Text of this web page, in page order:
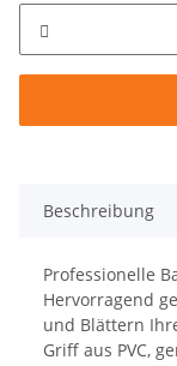
Beschreibung
Professionelle
Hervorragend
und Blättern
Griff aus PVC,